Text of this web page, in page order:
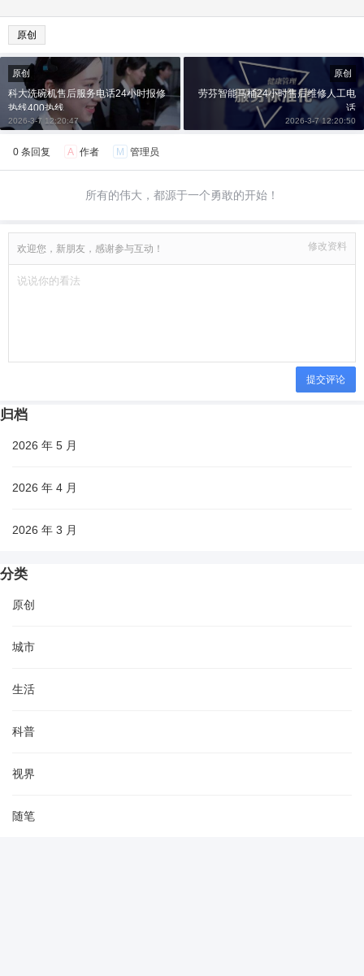
原创
原创
科大洗碗机售后服务电话24小时报修
热线400热线
2026-3-7 12:20:47
原创
劳芬智能马桶24小时售后维修人工电
话
2026-3-7 12:20:50
0 条回复 A 作者 M 管理员
所有的伟大，都源于一个勇敢的开始！
欢迎您，新朋友，感谢参与互动！ 修改资料
提交评论
归档
2026 年 5 月
2026 年 4 月
2026 年 3 月
分类
原创
城市
生活
科普
视界
随笔